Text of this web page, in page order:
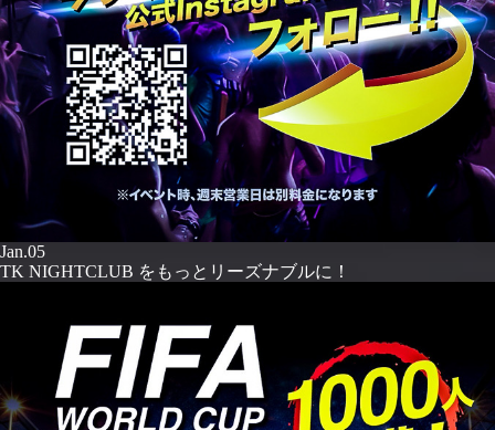
Jan.05
TK NIGHTCLUB をもっとリーズナブルに！